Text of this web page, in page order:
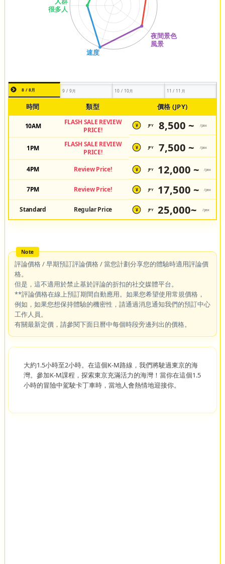
8 / 8月 9 / 9月 10 / 10月 11 / 11月
時間 類型 價格 (JPY)
10AM
FLASH SALE REVIEW
PRICE!
¥ JPY 8,500 ~ /pax
1PM
FLASH SALE REVIEW
PRICE!
¥ JPY 7,500 ~ /pax
4PM Review Price! ¥ JPY 12,000 ~ /pax
7PM Review Price! ¥ JPY 17,500 ~ /pax
Standard Regular Price ¥ JPY 25,000~ /pax
評論價格 / 早期預訂評論價格 / 當您計劃分享您的體驗時適用評論價
格。
但是，這不適用於禁止基於評論的折扣的社交媒體平台。
**評論價格在線上預訂期間自動應用。如果您希望使用常規價格，
例如，如果您想保持體驗的機密性，請通過消息通知我們的預訂中心
工作人員。
有關最新定價，請參閱下面日曆中每個時段旁邊列出的價格。
大約1.5小時至2小時。在這個K-M路線，我們將駛過東京的海
灣。參加K-M課程，探索東京充滿活力的海灣！當你在這個1.5
小時的冒險中駕駛卡丁車時，當地人會熱情地迎接你。